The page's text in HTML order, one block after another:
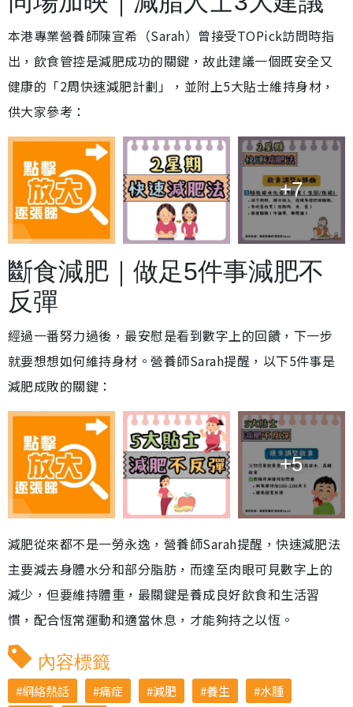
本港專業營養師陳宣希（Sarah）曾接受TOPick訪問時指
出，飲食管控是減肥成功的關鍵，故此建議一個既安全又
健康的「2周快速減肥計劃」，並附上5大貼士維持身材，
供大家參考：
+7
斷食減肥｜做足5件事減肥不
反彈
經過一番努力過後，最安慰是看到數字上的回饋，下一步
就要想想如何維持身材。營養師Sarah提醒，以下5件事是
減肥成敗的關鍵：
+5
減肥從來都不是一勞永逸，營養師Sarah提醒，快速減肥法
主要減去身體水分和部分脂肪，而達至肉眼可見數字上的
減少，但要維持體重，最關鍵是養成良好飲食和生活習
慣，配合恆常運動和適當休息，才能夠持之以恆。
內容標籤
網絡熱話 痛症 減肥 養生 水腫